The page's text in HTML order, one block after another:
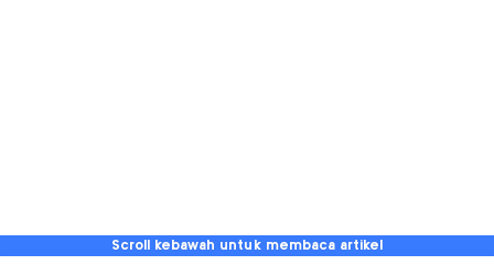
Scroll kebawah untuk membaca artikel